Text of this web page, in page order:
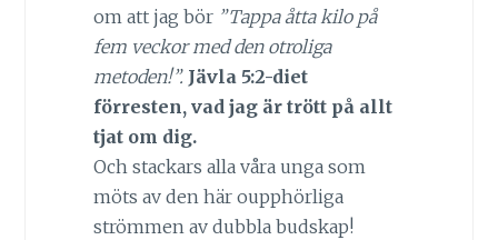
om att jag bör ”Tappa åtta kilo på
fem veckor med den otroliga
metoden!”.Jävla 5:2-diet
förresten, vad jag är trött på allt
tjat om dig.
Och stackars alla våra unga som
möts av den här oupphörliga
strömmen av dubbla budskap!